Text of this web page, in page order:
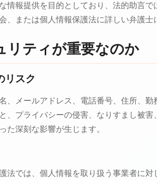
情報提供を目的としており、法的助言
、または個人情報保護法に詳しい弁護士
リティが重要なのか
リスク
、メールアドレス、電話番号、住所、勤
、プライバシーの侵害、なりすまし被
た深刻な影響が生じます。
法では、個人情報を取り扱う事業者に